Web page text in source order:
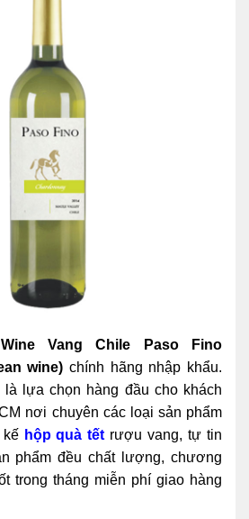
Wine Vang Chile Paso Fino
wine) chính hãng nhập khẩu.
là lựa chọn hàng đầu cho khách
nơi chuyên các loại sản phẩm
kế hộp quà tết rượu vang, tự tin
phẩm đều chất lượng, chương
trong tháng miễn phí giao hàng